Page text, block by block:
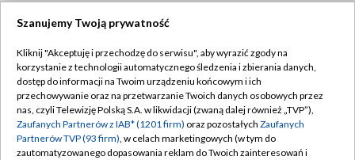
TVP
Abonament TVP
Emisja w TVP
Centrum informacji TVP
Regulamin TVP
Polityka prywatności
Moje zgody
Szanujemy Twoją prywatność
Kliknij "Akceptuję i przechodzę do serwisu", aby wyrazić zgody na
korzystanie z technologii automatycznego śledzenia i zbierania danych,
dostęp do informacji na Twoim urządzeniu końcowym i ich
przechowywanie oraz na przetwarzanie Twoich danych osobowych przez
nas, czyli Telewizję Polską S.A. w likwidacji (zwaną dalej również „TVP”),
Zaufanych Partnerów z IAB* (1201 firm) oraz pozostałych Zaufanych
Partnerów TVP (93 firm), w celach marketingowych (w tym do
zautomatyzowanego dopasowania reklam do Twoich zainteresowań i